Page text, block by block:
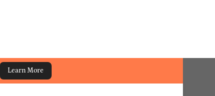
Learn More